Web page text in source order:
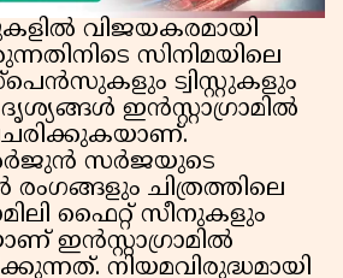
വിജയകരമായി
സിനിമയിലെ
ട്വിസ്റ്റുകളും
ഇൻസ്റ്റാഗ്രാമിൽ
സർജയുടെ
ചിത്രത്തിലെ
ഫൈറ്റ് സീനുകളും
ഇൻസ്റ്റാഗ്രാമിൽ
നിയമവിരുദ്ധമായി